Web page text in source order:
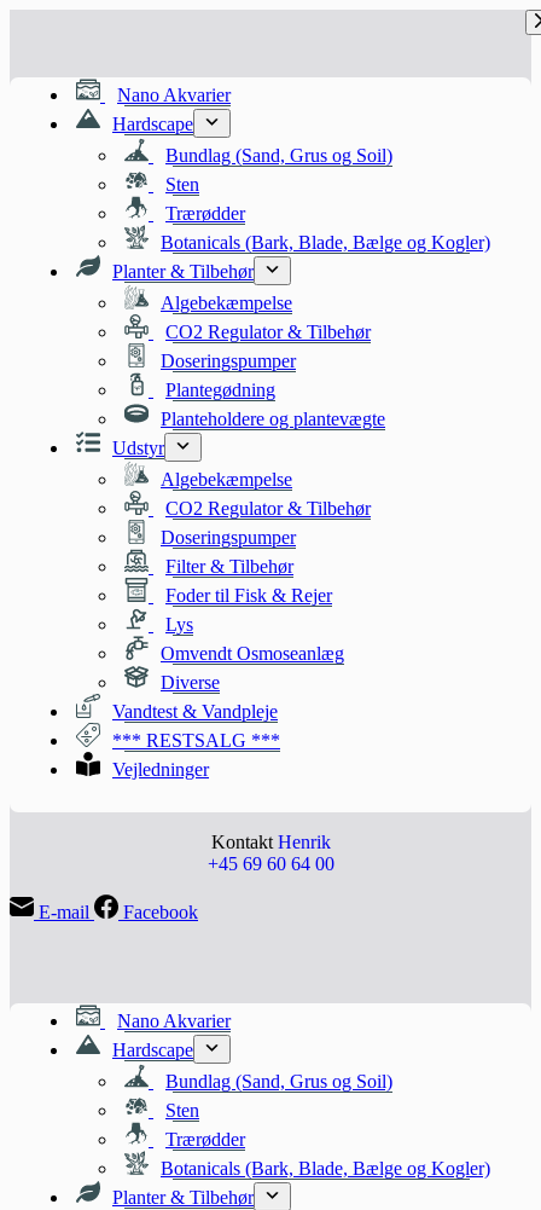
Nano Akvarier
Hardscape
Bundlag (Sand, Grus og Soil)
Sten
Trærødder
Botanicals (Bark, Blade, Bælge og Kogler)
Planter & Tilbehør
Algebekæmpelse
CO2 Regulator & Tilbehør
Doseringspumper
Plantegødning
Planteholdere og plantevægte
Udstyr
Algebekæmpelse
CO2 Regulator & Tilbehør
Doseringspumper
Filter & Tilbehør
Foder til Fisk & Rejer
Lys
Omvendt Osmoseanlæg
Diverse
Vandtest & Vandpleje
*** RESTSALG ***
Vejledninger
Kontakt Henrik
+45 69 60 64 00
E-mail Facebook
Nano Akvarier
Hardscape
Bundlag (Sand, Grus og Soil)
Sten
Trærødder
Botanicals (Bark, Blade, Bælge og Kogler)
Planter & Tilbehør